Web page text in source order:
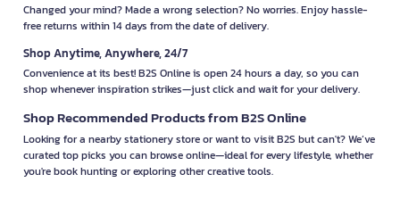
Changed your mind? Made a wrong selection? No worries. Enjoy hassle-
free returns within 14 days from the date of delivery.
Shop Anytime, Anywhere, 24/7
Convenience at its best! B2S Online is open 24 hours a day, so you can
shop whenever inspiration strikes—just click and wait for your delivery.
Shop Recommended Products from B2S Online
Looking for a nearby stationery store or want to visit B2S but can't? We’ve
curated top picks you can browse online—ideal for every lifestyle, whether
you're book hunting or exploring other creative tools.